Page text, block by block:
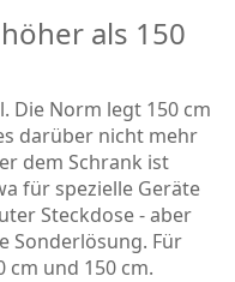
als 150
Die Norm legt 150 cm
darüber nicht mehr
dem Schrank ist
für spezielle Geräte
Steckdose - aber
Sonderlösung. Für
cm und 150 cm.